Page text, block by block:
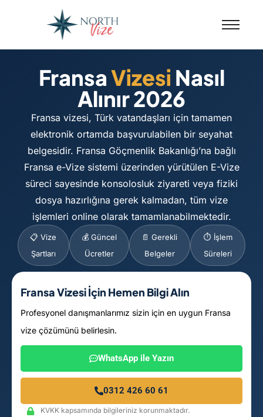
FransaVizesi Nasıl
Alınır 2026
Fransa vizesi, Türk vatandaşları için tamamen
elektronik ortamda başvurulabilen bir seyahat
belgesidir. Fransa Göçmenlik Bakanlığı’na bağlı
Fransa e-Vize sistemi üzerinden yürütülen E-Vize
süreci sayesinde konsolosluk ziyareti veya fiziki
dosya hazırlığına gerek kalmadan, tüm vize
işlemleri online olarak tamamlanabilmektedir.
📋 Vize
Şartları
💰 Güncel
Ücretler
📄 Gerekli
Belgeler
⏱️ İşlem
Süreleri
Fransa Vizesi İçin Hemen Bilgi Alın
Profesyonel danışmanlarımız sizin için en uygun Fransa
vize çözümünü belirlesin.
WhatsApp ile Yazın
0312 426 60 61
KVKK kapsamında bilgileriniz korunmaktadır.